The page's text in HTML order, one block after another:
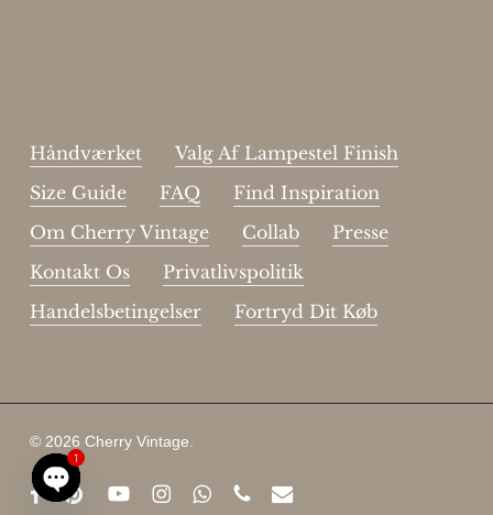
Subtotal: DKK0
Håndværket
Valg Af Lampestel Finish
Size Guide
FAQ
Find Inspiration
Om Cherry Vintage
Collab
Presse
Kontakt Os
Privatlivspolitik
Handelsbetingelser
Fortryd Dit Køb
© 2026 Cherry Vintage.
facebookpinterestyoutubeinstagramwhatsappphoneemail
Open
1